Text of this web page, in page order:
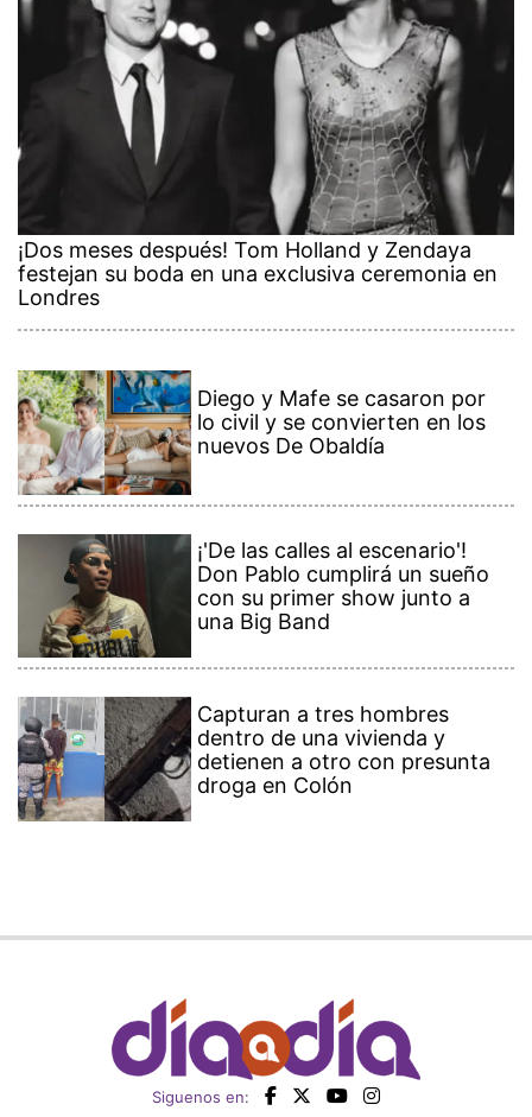
¡Dos meses después! Tom Holland y Zendaya
festejan su boda en una exclusiva ceremonia en
Londres
Diego y Mafe se casaron por
lo civil y se convierten en los
nuevos De Obaldía
¡'De las calles al escenario'!
Don Pablo cumplirá un sueño
con su primer show junto a
una Big Band
Capturan a tres hombres
dentro de una vivienda y
detienen a otro con presunta
droga en Colón
Siguenos en: